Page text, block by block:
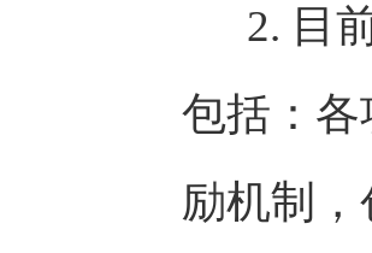
2. 目
包括：
励机制